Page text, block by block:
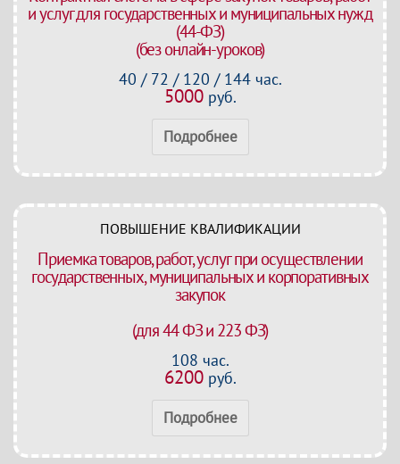
и услуг для государственных и муниципальных нужд
(44-ФЗ)
(без онлайн-уроков)
40 / 72 / 120 / 144 час.
5000руб.
Подробнее
ПОВЫШЕНИЕ КВАЛИФИКАЦИИ
Приемка товаров, работ, услуг при осуществлении
государственных, муниципальных и корпоративных
закупок
(для 44 ФЗ и 223 ФЗ)
108 час.
6200руб.
Подробнее